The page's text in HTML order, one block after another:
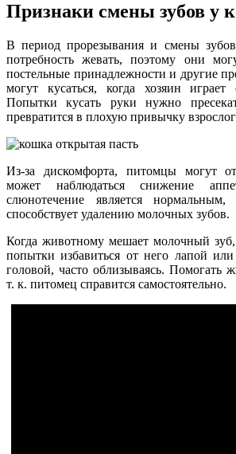
Признаки смены зубов у
В период прорезывания и смены
потребность жевать, поэтому они
постельные принадлежности и другие
могут кусаться, когда хозяин
Попытки кусать руки нужно
превратится в плохую привычку
Из-за дискомфорта, питомцы могут
может наблюдаться снижение
слюнотечение является
способствует удалению молочных зубов.
Когда животному мешает молочный
попытки избавиться от него лапой
головой, часто облизываясь. Помогать
т. к. питомец справится самостоятельно.